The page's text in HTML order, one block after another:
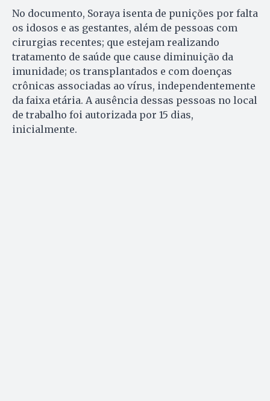
No documento, Soraya isenta de punições por falta
os idosos e as gestantes, além de pessoas com
cirurgias recentes; que estejam realizando
tratamento de saúde que cause diminuição da
imunidade; os transplantados e com doenças
crônicas associadas ao vírus, independentemente
da faixa etária. A ausência dessas pessoas no local
de trabalho foi autorizada por 15 dias,
inicialmente.